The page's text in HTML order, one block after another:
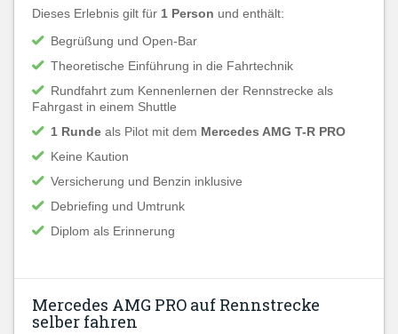
Dieses Erlebnis gilt für 1 Person und enthält:
Begrüßung und Open-Bar
Theoretische Einführung in die Fahrtechnik
Rundfahrt zum Kennenlernen der Rennstrecke als
Fahrgast in einem Shuttle
1 Runde als Pilot mit dem Mercedes AMG T-R PRO
Keine Kaution
Versicherung und Benzin inklusive
Debriefing und Umtrunk
Diplom als Erinnerung
Mercedes AMG PRO auf Rennstrecke
selber fahren